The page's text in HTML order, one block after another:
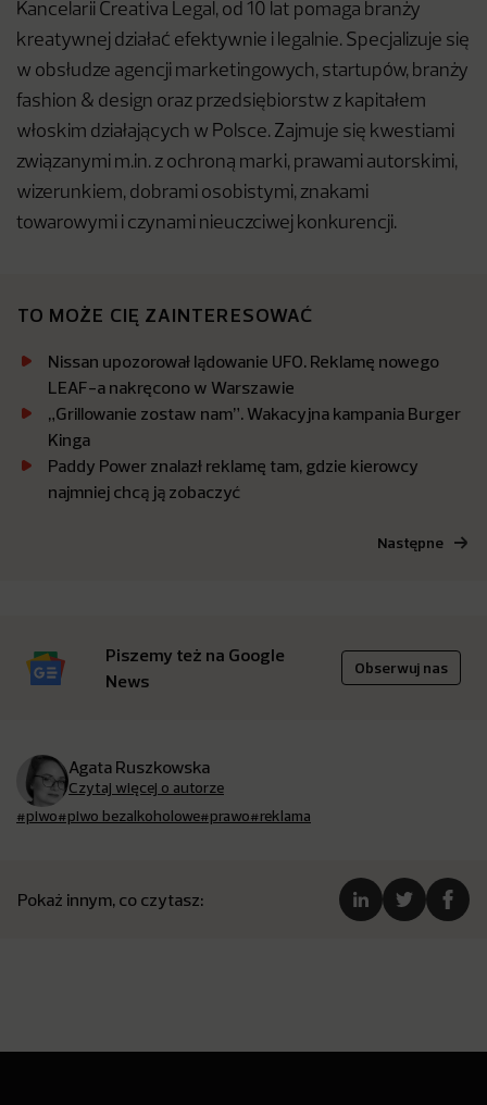
Kancelarii Creativa Legal, od 10 lat pomaga branży
kreatywnej działać efektywnie i legalnie. Specjalizuje się
w obsłudze agencji marketingowych, startupów, branży
fashion & design oraz przedsiębiorstw z kapitałem
włoskim działających w Polsce. Zajmuje się kwestiami
związanymi m.in. z ochroną marki, prawami autorskimi,
wizerunkiem, dobrami osobistymi, znakami
towarowymi i czynami nieuczciwej konkurencji.
TO MOŻE CIĘ ZAINTERESOWAĆ
Nissan upozorował lądowanie UFO. Reklamę nowego
LEAF-a nakręcono w Warszawie
„Grillowanie zostaw nam”. Wakacyjna kampania Burger
Kinga
Paddy Power znalazł reklamę tam, gdzie kierowcy
najmniej chcą ją zobaczyć
Następne
Piszemy też na Google
News
Obserwuj nas
Agata Ruszkowska
Czytaj więcej o autorze
#piwo#piwo bezalkoholowe#prawo#reklama
Pokaż innym, co czytasz: